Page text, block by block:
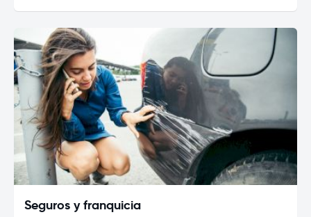
Seguros y franquicia